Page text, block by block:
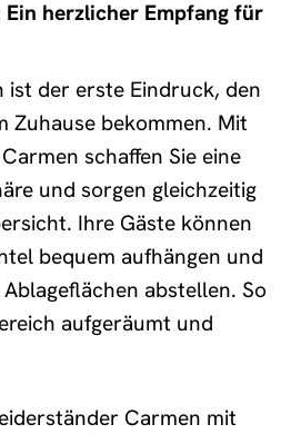
Ein herzlicher Empfang für
ist der erste Eindruck, den
Zuhause bekommen. Mit
schaffen Sie eine
und sorgen gleichzeitig
Ihre Gäste können
bequem aufhängen und
abstellen. So
aufgeräumt und
Carmen mit